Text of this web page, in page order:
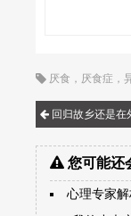
厌食 ， 厌食症 ，
回归故乡还是在
您可能还
心理专家